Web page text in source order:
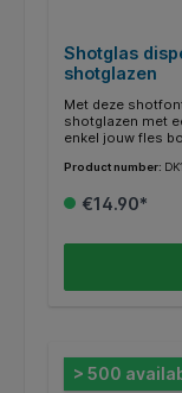
Shotglas
shotglazen
Met deze
shotglazen met
enkel jouw fles
Product number:
€14.90*
> 500